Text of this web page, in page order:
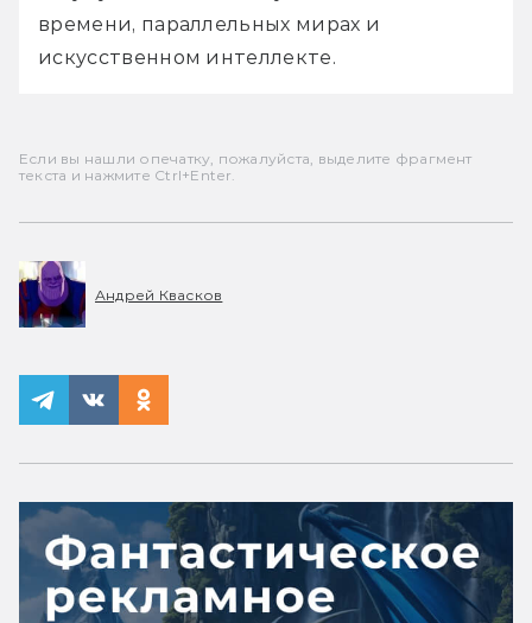
времени, параллельных мирах и
искусственном интеллекте.
Если вы нашли опечатку, пожалуйста, выделите фрагмент
текста и нажмите Ctrl+Enter.
Андрей Квасков